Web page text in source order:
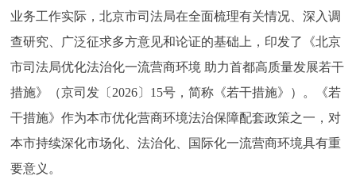
个人服务 法人服务 部门服务
便民服务 利企服务 投资项目
中介服务 阳光政务
政民互动
业务工作实际，北京市司法局在全面梳理有关情况、深入调
查研究、广泛征求多方意见和论证的基础上，印发了《北京
市司法局优化法治化一流营商环境 助力首都高质量发展若干
措施》（京司发〔2026〕15号，简称《若干措施》）。《若
干措施》作为本市优化营商环境法治保障配套政策之一，对
本市持续深化市场化、法治化、国际化一流营商环境具有重
要意义。